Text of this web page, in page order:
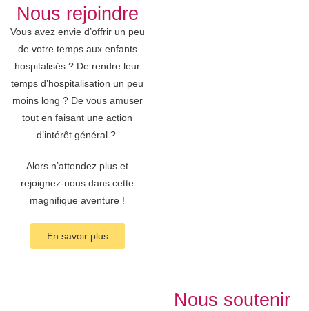
Nous rejoindre
Vous avez envie d’offrir un peu
de votre temps aux enfants
hospitalisés ? De rendre leur
temps d’hospitalisation un peu
moins long ? De vous amuser
tout en faisant une action
d’intérêt général ?
Alors n’attendez plus et
rejoignez-nous dans cette
magnifique aventure !
En savoir plus
Nous soutenir